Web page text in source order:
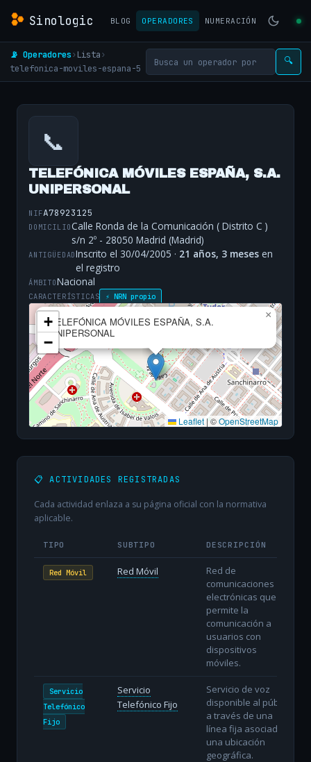
Sinologic BLOG OPERADORES NUMERACIÓN
📡 Operadores› Lista›
telefonica-moviles-espana-5
🔍
📞
TELEFÓNICA MÓVILES ESPAÑA, S.A.
UNIPERSONAL
NIFA78923125
DOMICILIOCalle Ronda de la Comunicación ( Distrito C )
s/n 2º - 28050 Madrid (Madrid)
ANTIGÜEDADInscrito el 30/04/2005 · 21 años, 3 meses en
el registro
ÁMBITONacional
CARACTERÍSTICAS ⚡ NRN propio
TELEFÓNICA MÓVILES ESPAÑA, S.A.
UNIPERSONAL
×
+
−
Leaflet |©OpenStreetMap
📋 ACTIVIDADES REGISTRADAS
Cada actividad enlaza a su página oficial con la normativa
aplicable.
TIPO SUBTIPO DESCRIPCIÓN
Red Móvil Red Móvil
Red de
comunicaciones
electrónicas que
permite la
comunicación a
usuarios con
dispositivos
móviles.
Servicio
Telefónico
Fijo
Servicio
Telefónico Fijo
Servicio de voz
disponible al público
a través de una
línea fija asociada a
una ubicación
geográfica.